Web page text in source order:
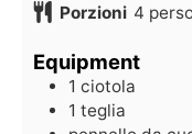
Porzioni 4
Equipment
1 ciotola
1 teglia